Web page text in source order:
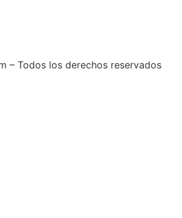
– Todos los derechos reservados